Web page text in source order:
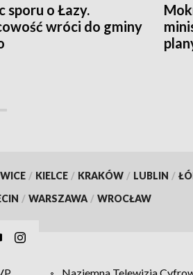
sporu o Łazy.
wróci do gminy
/ KIELCE / KRAKÓW / LUBLIN /
/ WARSZAWA / WROCŁAW